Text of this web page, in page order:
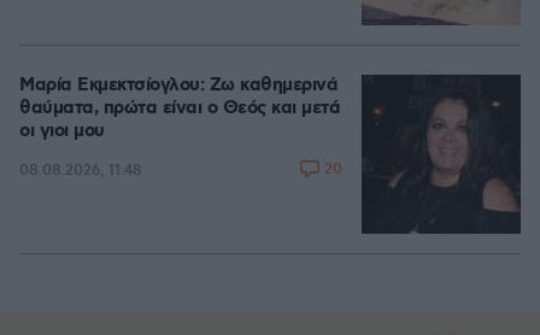
Μαρία Εκμεκτσίογλου: Ζω καθημερινά
θαύματα, πρώτα είναι ο Θεός και μετά
οι γιοι μου
08.08.2026, 11:48 20